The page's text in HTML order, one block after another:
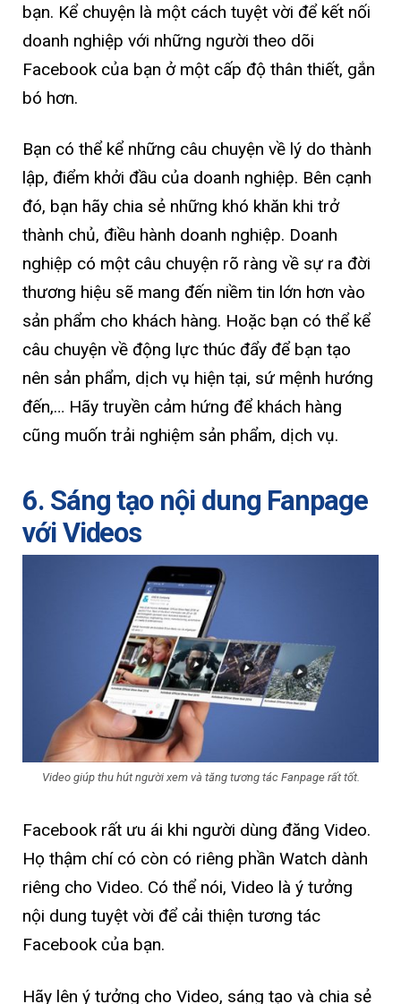
bạn. Kể chuyện là một cách tuyệt vời để kết nối
doanh nghiệp với những người theo dõi
Facebook của bạn ở một cấp độ thân thiết, gắn
bó hơn.
Bạn có thể kể những câu chuyện về lý do thành
lập, điểm khởi đầu của doanh nghiệp. Bên cạnh
đó, bạn hãy chia sẻ những khó khăn khi trở
thành chủ, điều hành doanh nghiệp. Doanh
nghiệp có một câu chuyện rõ ràng về sự ra đời
thương hiệu sẽ mang đến niềm tin lớn hơn vào
sản phẩm cho khách hàng. Hoặc bạn có thể kể
câu chuyện về động lực thúc đẩy để bạn tạo
nên sản phẩm, dịch vụ hiện tại, sứ mệnh hướng
đến,… Hãy truyền cảm hứng để khách hàng
cũng muốn trải nghiệm sản phẩm, dịch vụ.
6. Sáng tạo nội dung Fanpage
với Videos
Video giúp thu hút người xem và tăng tương tác Fanpage rất tốt.
Facebook rất ưu ái khi người dùng đăng Video.
Họ thậm chí có còn có riêng phần Watch dành
riêng cho Video. Có thể nói, Video là ý tưởng
nội dung tuyệt vời để cải thiện tương tác
Facebook của bạn.
Hãy lên ý tưởng cho Video, sáng tạo và chia sẻ